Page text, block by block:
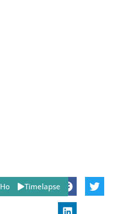
Share:
Host Timelapse